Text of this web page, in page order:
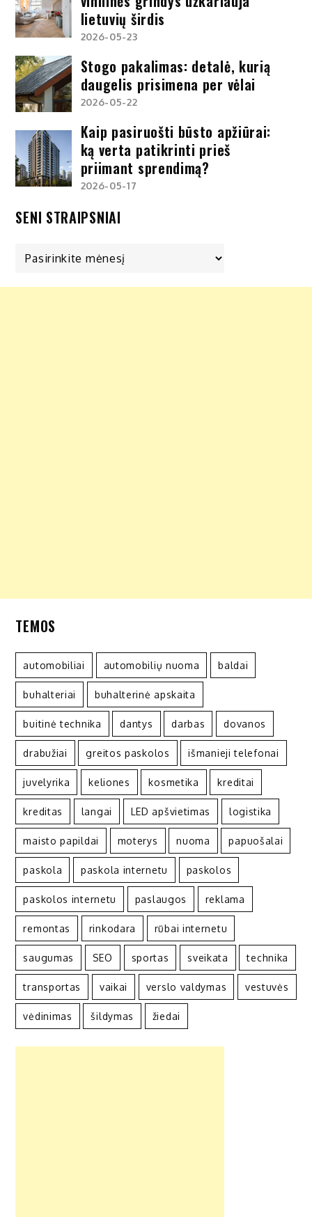
lietuvių širdis
2026-05-23
Stogo pakalimas: detalė, kurią
daugelis prisimena per vėlai
2026-05-22
Kaip pasiruošti būsto apžiūrai:
ką verta patikrinti prieš
priimant sprendimą?
2026-05-17
SENI STRAIPSNIAI
TEMOS
automobiliai automobilių nuoma baldai
buhalteriai buhalterinė apskaita
buitinė technika dantys darbas dovanos
drabužiai greitos paskolos išmanieji telefonai
juvelyrika keliones kosmetika kreditai
kreditas langai LED apšvietimas logistika
maisto papildai moterys nuoma papuošalai
paskola paskola internetu paskolos
paskolos internetu paslaugos reklama
remontas rinkodara rūbai internetu
saugumas SEO sportas sveikata technika
transportas vaikai verslo valdymas vestuvės
vėdinimas šildymas žiedai